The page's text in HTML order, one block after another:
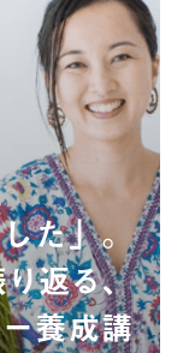
た」。
返る、
養成講